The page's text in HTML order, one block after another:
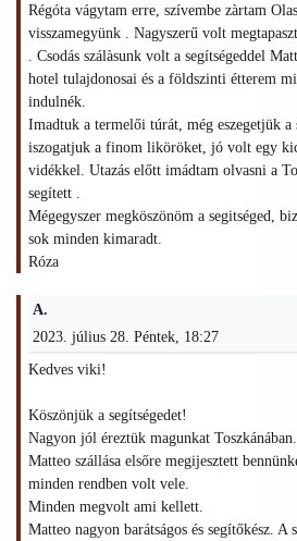
Régóta vágytam erre, szívembe zàrtam
visszamegyünk . Nagyszerű volt
. Csodás szálàsunk volt a segítségeddel
hotel tulajdonosai és a földszinti étterem
indulnék.
Imadtuk a termelői túrát, még eszegetjük a
iszogatjuk a finom liköröket, jó volt egy
vidékkel. Utazás előtt imádtam olvasni a
segített .
Mégegyszer megköszönöm a segitséged,
sok minden kimaradt.
Róza
A.
2023. július 28. Péntek, 18:27
Kedves viki!
Köszönjük a segítségedet!
Nagyon jól éreztük magunkat Toszkánában.
Matteo szállása elsőre megijesztett
minden rendben volt vele.
Minden megvolt ami kellett.
Matteo nagyon barátságos és segítőkész. A